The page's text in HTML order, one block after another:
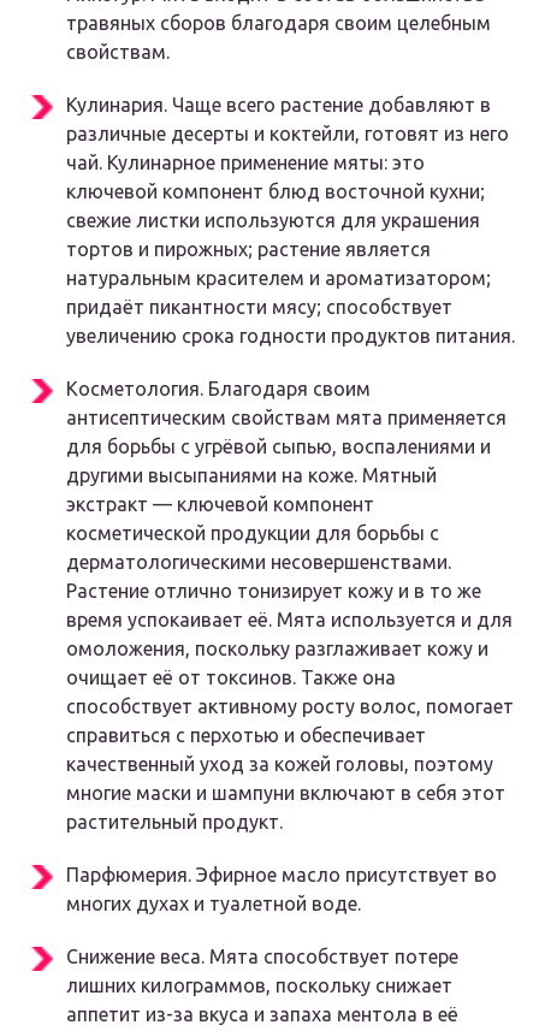
травяных сборов благодаря своим целебным
свойствам.
Кулинария. Чаще всего растение добавляют в
различные десерты и коктейли, готовят из него
чай. Кулинарное применение мяты: это
ключевой компонент блюд восточной кухни;
свежие листки используются для украшения
тортов и пирожных; растение является
натуральным красителем и ароматизатором;
придаёт пикантности мясу; способствует
увеличению срока годности продуктов питания.
Косметология. Благодаря своим
антисептическим свойствам мята применяется
для борьбы с угрёвой сыпью, воспалениями и
другими высыпаниями на коже. Мятный
экстракт — ключевой компонент
косметической продукции для борьбы с
дерматологическими несовершенствами.
Растение отлично тонизирует кожу и в то же
время успокаивает её. Мята используется и для
омоложения, поскольку разглаживает кожу и
очищает её от токсинов. Также она
способствует активному росту волос, помогает
справиться с перхотью и обеспечивает
качественный уход за кожей головы, поэтому
многие маски и шампуни включают в себя этот
растительный продукт.
Парфюмерия. Эфирное масло присутствует во
многих духах и туалетной воде.
Снижение веса. Мята способствует потере
лишних килограммов, поскольку снижает
аппетит из-за вкуса и запаха ментола в её